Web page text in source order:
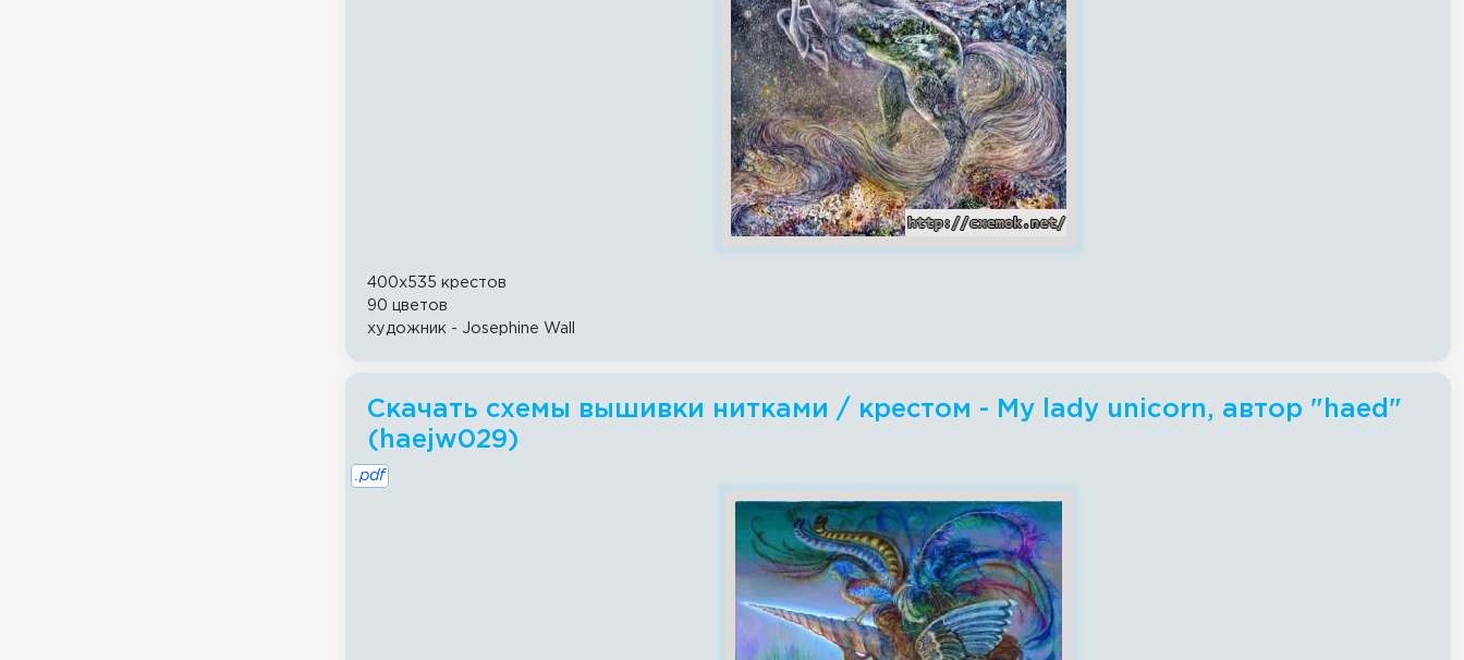
400x535 крестов
90 цветов
художник - Josephine Wall
Скачать схемы вышивки нитками / крестом - My lady unicorn, автор "haed"
(haejw029)
.pdf